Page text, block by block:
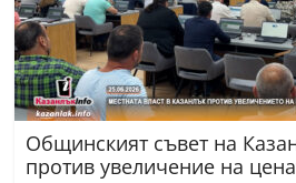
Общинският съвет на
против увеличение на